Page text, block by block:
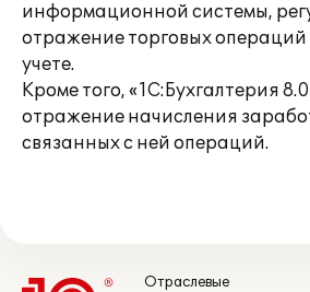
информационной системы,
отражение торговых операций
учете.
Кроме того, «1С:Бухгалтерия
отражение начисления
связанных с ней операций.
Отраслевые